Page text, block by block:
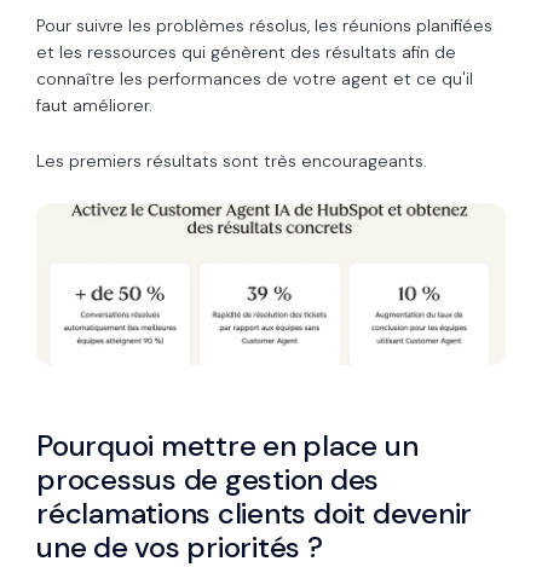
Pour suivre les problèmes résolus, les réunions planifiées
et les ressources qui génèrent des résultats afin de
connaître les performances de votre agent et ce qu'il
faut améliorer.
Les premiers résultats sont très encourageants.
Pourquoi mettre en place un
processus de gestion des
réclamations clients doit devenir
une de vos priorités ?